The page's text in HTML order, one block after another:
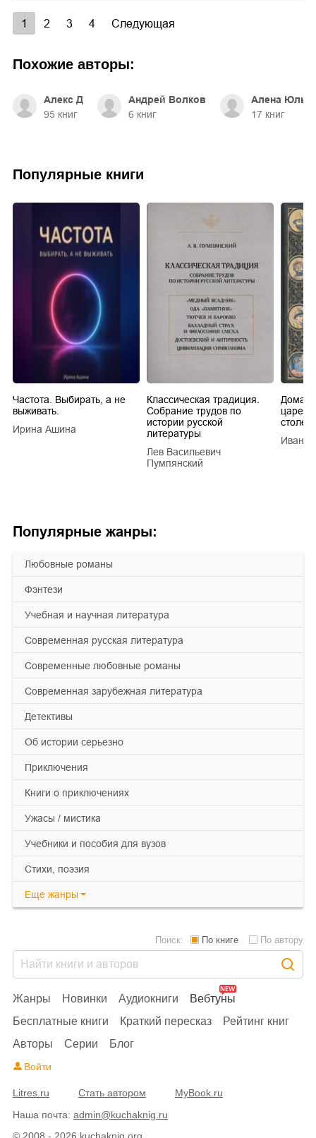
Популярные жанры:
любовные романы
фэнтези
учебная и научная литература
современная русская литература
современные любовные романы
современная зарубежная литература
детективы
об истории серьезно
приключения
книги о приключениях
ужасы / мистика
учебники и пособия для вузов
cтихи, поэзия
Еще жанры
1 2 3 4 Следующая
Похожие авторы:
Алекс Д
95 книг
Андрей Волков
6 книг
Алена
17 книг
Популярные книги
Частота. Выбирать, а не
выживать.
Ирина Ашина
Классическая традиция.
Собрание трудов по
истории русской
литературы
Лев Васильевич
Пумпянский
царей
Иван
© 2008 - 2026 kuchaknig.org
Жанры Новинки Аудиокниги
Вебтуны
Бесплатные книги
Краткий пересказ
Рейтинг книг
Авторы
Серии Блог
Поиск: По книге По автору
Войти
Litres.ru Стать автором
MyBook.ru
Наша почта: admin@kuchaknig.ru